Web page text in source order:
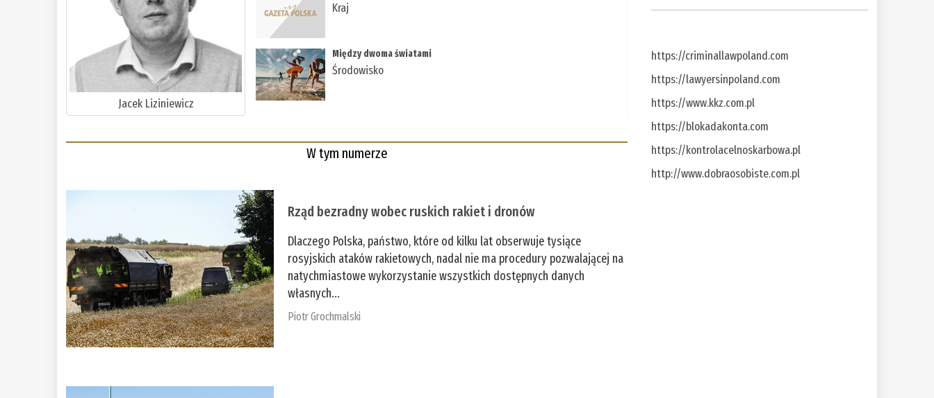
Jacek Liziniewicz
Kraj
Między dwoma światami
Środowisko
W tym numerze
Rząd bezradny wobec ruskich rakiet i dronów
Dlaczego Polska, państwo, które od kilku lat obserwuje tysiące
rosyjskich ataków rakietowych, nadal nie ma procedury pozwalającej na
natychmiastowe wykorzystanie wszystkich dostępnych danych
własnych...
Piotr Grochmalski
https://criminallawpoland.com
https://lawyersinpoland.com
https://www.kkz.com.pl
https://blokadakonta.com
https://kontrolacelnoskarbowa.pl
http://www.dobraosobiste.com.pl